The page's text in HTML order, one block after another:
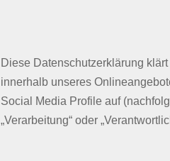
Diese Datenschutzerklärung
innerhalb unseres
Social Media Profile auf
„Verarbeitung“ oder